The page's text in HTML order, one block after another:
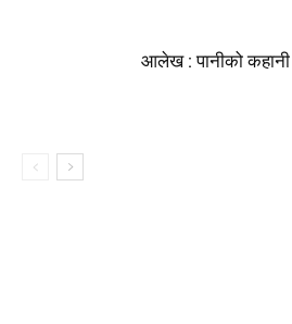
आलेख : पानीको कहानी